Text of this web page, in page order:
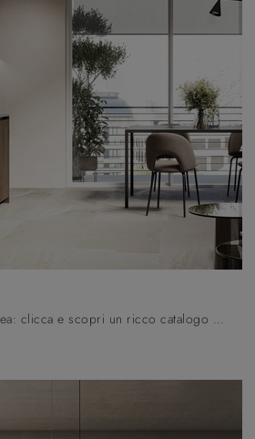
Cucine Moderne in linea: clicca e scopri un ricco catalogo di soluzioni del marchio Arredo3, tra cui il modello Asia 02.